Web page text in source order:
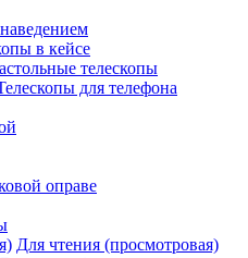
в кейсе
телескопы
для телефона
оправе
Для чтения (просмотровая)